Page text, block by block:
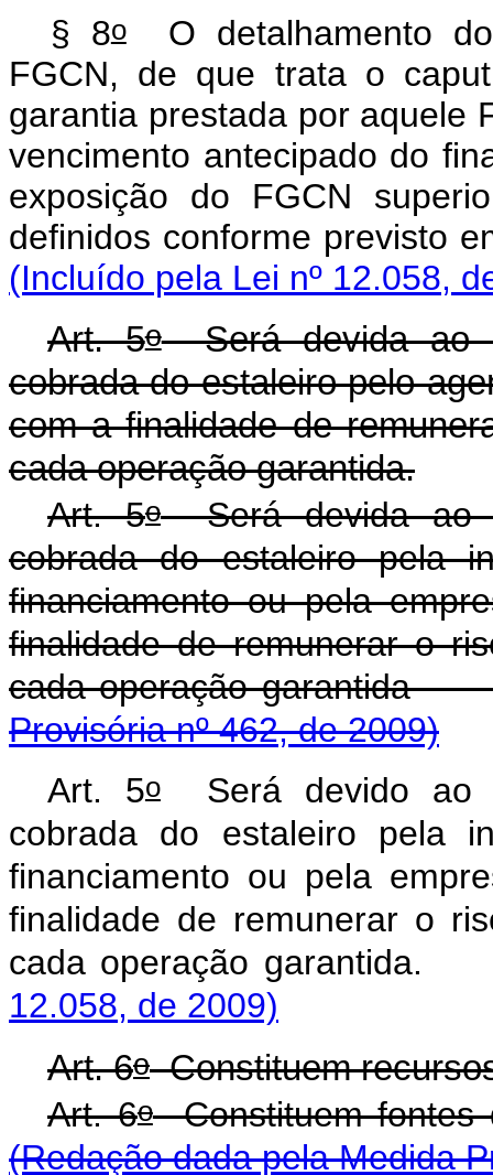
§ 8oO detalhamento
FGCN, de que trata o caput
garantia prestada por aquele
vencimento antecipado do
exposição do FGCN
definidos conforme
(Incluído pela Lei nº 12.058,
Art. 5oSerá devida ao
cobrada do estaleiro pelo
com a finalidade de
cada operação garantida.
Art. 5oSerá devida ao
cobrada do estaleiro pela
financiamento ou pela
finalidade de remunerar o
cada operação
Provisória nº 462, de 2009)
Art. 5oSerá devido ao
cobrada do estaleiro pela
financiamento ou pela
finalidade de remunerar o
cada operação
12.058, de 2009)
Art. 6oConstituem
Art. 6oConstituem
(Redação dada pela Medida